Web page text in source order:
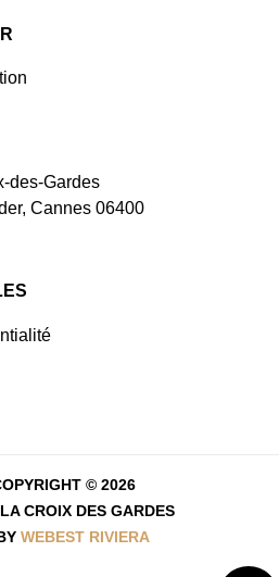
des-Gardes
Cannes 06400
© 2026
CROIX DES GARDES
WEBEST RIVIERA